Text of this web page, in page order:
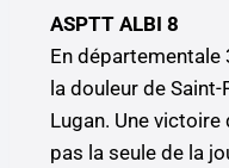
ASPTT ALBI 8
En départementale
la douleur de
Lugan. Une victoire
pas la seule de la